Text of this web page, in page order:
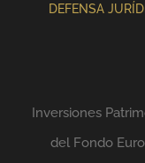
DEFENSA
Inversiones
del Fondo